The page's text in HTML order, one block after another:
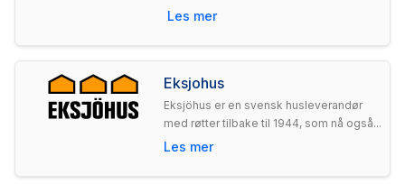
Les mer
Eksjohus
Eksjöhus er en svensk husleverandør
med røtter tilbake til 1944, som nå også...
Les mer